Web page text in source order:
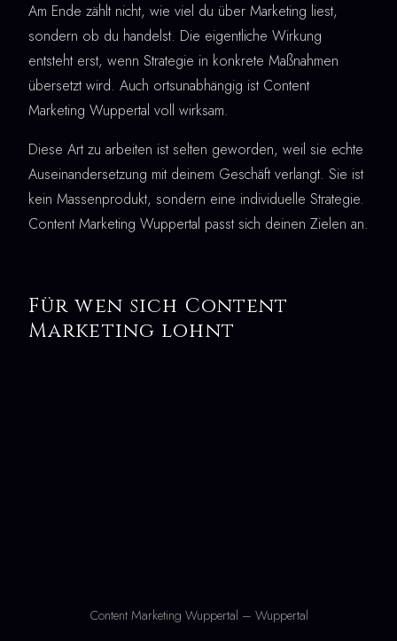
Am Ende zählt nicht, wie viel du über Marketing liest,
sondern ob du handelst. Die eigentliche Wirkung
entsteht erst, wenn Strategie in konkrete Maßnahmen
übersetzt wird. Auch ortsunabhängig ist Content
Marketing Wuppertal voll wirksam.
Diese Art zu arbeiten ist selten geworden, weil sie echte
Auseinandersetzung mit deinem Geschäft verlangt. Sie ist
kein Massenprodukt, sondern eine individuelle Strategie.
Content Marketing Wuppertal passt sich deinen Zielen an.
Für wen sich Content
Marketing lohnt
Content Marketing Wuppertal – Wuppertal